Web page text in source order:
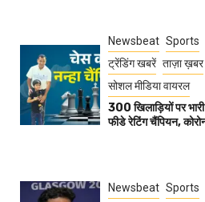
Newsbeat Sports
ट्रेंडिंग खबरें ताज़ा ख़बर
सोशल मीडिया वायरल
300 खिलाड़ियों पर
फीडे रेटिंग चैंपियन,
Newsbeat Sports